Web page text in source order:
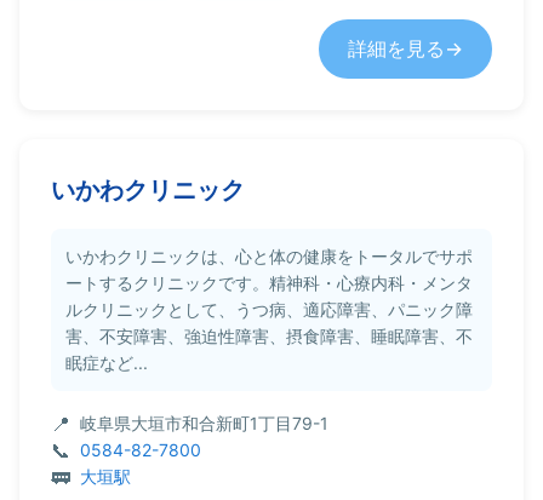
詳細を見る
いかわクリニック
いかわクリニックは、心と体の健康をトータルでサポ
ートするクリニックです。精神科・心療内科・メンタ
ルクリニックとして、うつ病、適応障害、パニック障
害、不安障害、強迫性障害、摂食障害、睡眠障害、不
眠症など...
岐阜県大垣市和合新町1丁目79-1
0584-82-7800
大垣駅